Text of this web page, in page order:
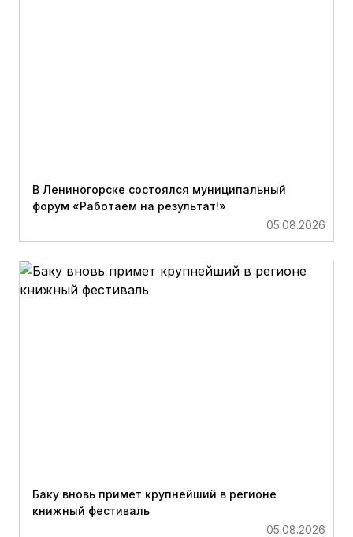
В Лениногорске состоялся муниципальный
форум «Работаем на результат!»
05.08.2026
Баку вновь примет крупнейший в регионе
книжный фестиваль
05.08.2026